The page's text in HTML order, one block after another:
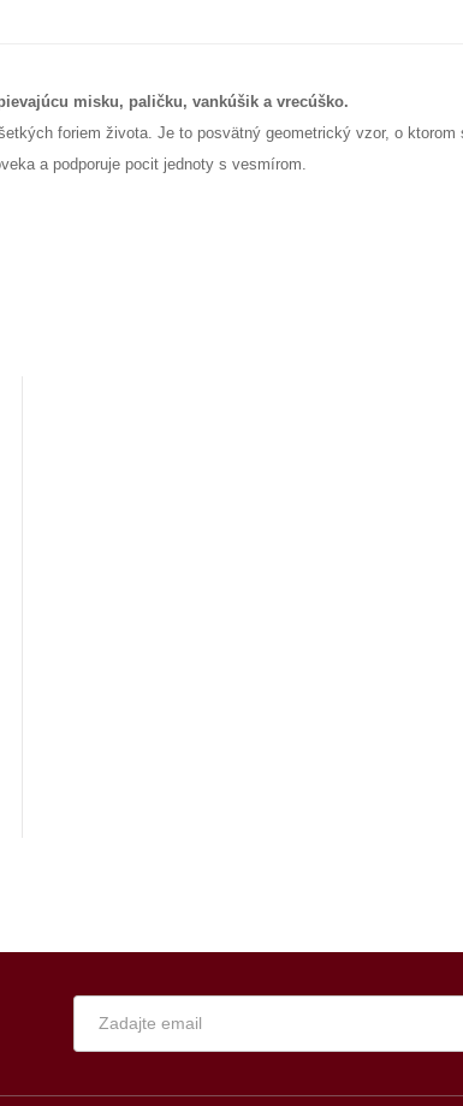
misku, paličku, vankúšik a vrecúško.
foriem života. Je to posvätný geometrický vzor, o
a podporuje pocit jednoty s vesmírom.